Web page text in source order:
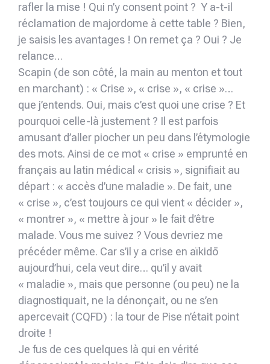
rafler la mise ! Qui n’y consent point ? Y a-t-il
réclamation de majordome à cette table ? Bien,
je saisis les avantages ! On remet ça ? Oui ? Je
relance…
Scapin (de son côté, la main au menton et tout
en marchant) : « Crise », « crise », « crise »…
que j’entends. Oui, mais c’est quoi une crise ? Et
pourquoi celle-là justement ? Il est parfois
amusant d’aller piocher un peu dans l’étymologie
des mots. Ainsi de ce mot « crise » emprunté en
français au latin médical « crisis », signifiait au
départ : « accès d’une maladie ». De fait, une
« crise », c’est toujours ce qui vient « décider »,
« montrer », « mettre à jour » le fait d’être
malade. Vous me suivez ? Vous devriez me
précéder même. Car s’il y a crise en aïkidō
aujourd’hui, cela veut dire… qu’il y avait
« maladie », mais que personne (ou peu) ne la
diagnostiquait, ne la dénonçait, ou ne s’en
apercevait (CQFD) : la tour de Pise n’était point
droite !
Je fus de ces quelques là qui en vérité